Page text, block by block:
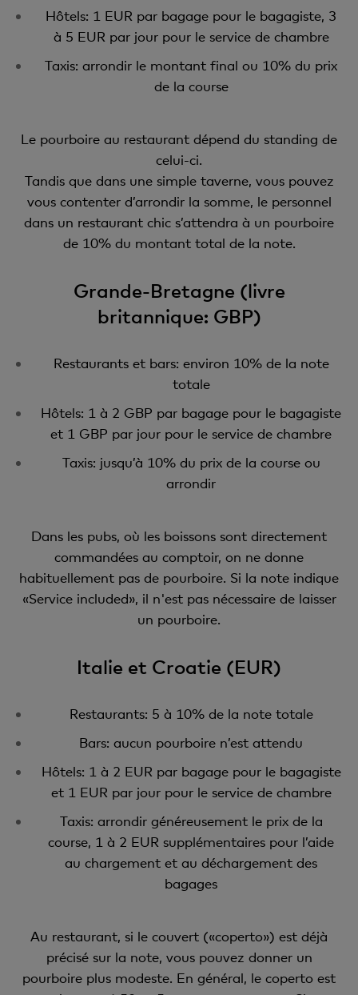
Hôtels: 1 EUR par bagage pour le bagagiste, 3
à 5 EUR par jour pour le service de chambre
Taxis: arrondir le montant final ou 10% du prix
de la course
Le pourboire au restaurant dépend du standing de
celui-ci.
Tandis que dans une simple taverne, vous pouvez
vous contenter d’arrondir la somme, le personnel
dans un restaurant chic s’attendra à un pourboire
de 10% du montant total de la note.
Grande-Bretagne (livre
britannique: GBP)
Restaurants et bars: environ 10% de la note
totale
Hôtels: 1 à 2 GBP par bagage pour le bagagiste
et 1 GBP par jour pour le service de chambre
Taxis: jusqu’à 10% du prix de la course ou
arrondir
Dans les pubs, où les boissons sont directement
commandées au comptoir, on ne donne
habituellement pas de pourboire. Si la note indique
«Service included», il n'est pas nécessaire de laisser
un pourboire.
Italie et Croatie (EUR)
Restaurants: 5 à 10% de la note totale
Bars: aucun pourboire n’est attendu
Hôtels: 1 à 2 EUR par bagage pour le bagagiste
et 1 EUR par jour pour le service de chambre
Taxis: arrondir généreusement le prix de la
course, 1 à 2 EUR supplémentaires pour l’aide
au chargement et au déchargement des
bagages
Au restaurant, si le couvert («coperto») est déjà
précisé sur la note, vous pouvez donner un
pourboire plus modeste. En général, le coperto est